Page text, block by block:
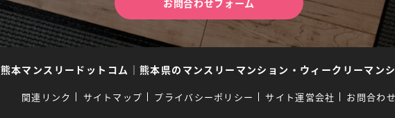
熊本マンスリードットコム ｜ 熊本県のマンスリーマンション・ウィークリーマン
関連リンク サイトマップ プライバシーポリシー サイト運営会社 お問合わせ